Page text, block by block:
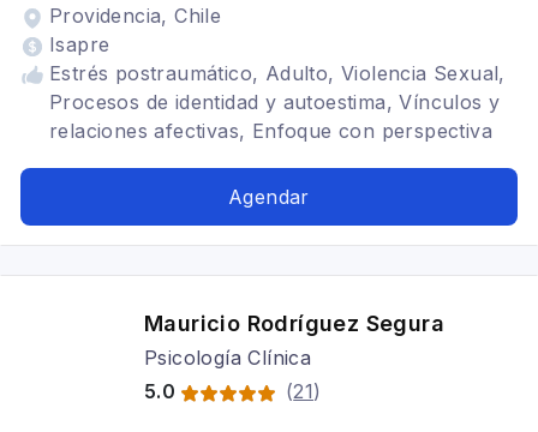
Providencia, Chile
Isapre
Estrés postraumático, Adulto, Violencia Sexual,
Procesos de identidad y autoestima, Vínculos y
relaciones afectivas, Enfoque con perspectiva
comunidades LGBTIQ, Terapia Breve del
Trastornos del ánimo, TDAH, Arteterapia,
Tratamientos para fobia social, Mindfulness
Agendar
Mauricio Rodríguez Segura
Psicología Clínica
5.0
(21)